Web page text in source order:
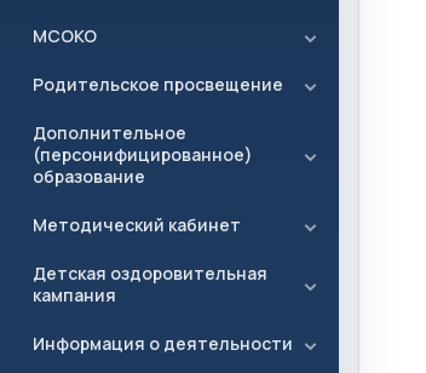
МСОКО
Родительское просвещение
Дополнительное
(персонифицированное)
образование
Методический кабинет
Детская оздоровительная
кампания
Информация о деятельности